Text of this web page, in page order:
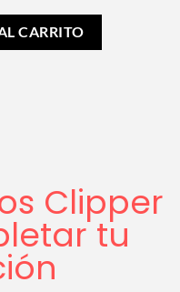
CARRITO
Clipper
tu